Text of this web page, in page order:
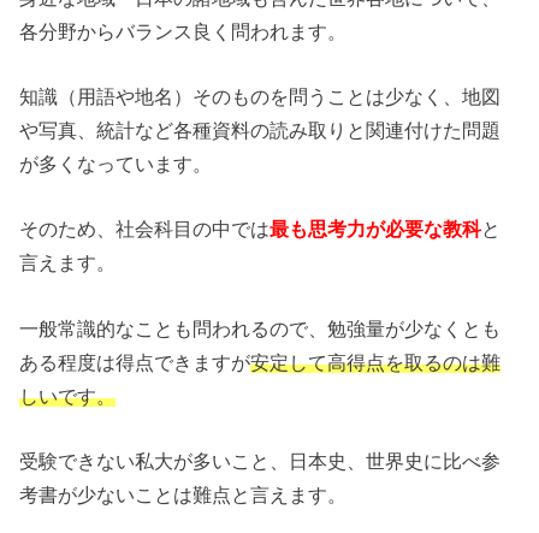
各分野からバランス良く問われます。
知識（用語や地名）そのものを問うことは少なく、地図
や写真、統計など各種資料の読み取りと関連付けた問題
が多くなっています。
そのため、社会科目の中では最も思考力が必要な教科と
言えます。
一般常識的なことも問われるので、勉強量が少なくとも
ある程度は得点できますが安定して高得点を取るのは難
しいです。
受験できない私大が多いこと、日本史、世界史に比べ参
考書が少ないことは難点と言えます。